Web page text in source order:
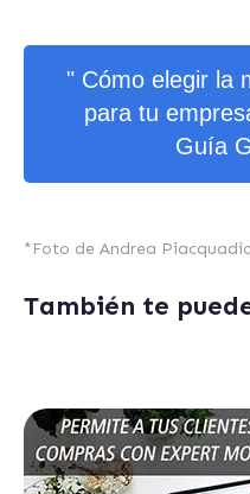
" Cómo elegir la
para tu
Guía
*Foto de Andrea
También te